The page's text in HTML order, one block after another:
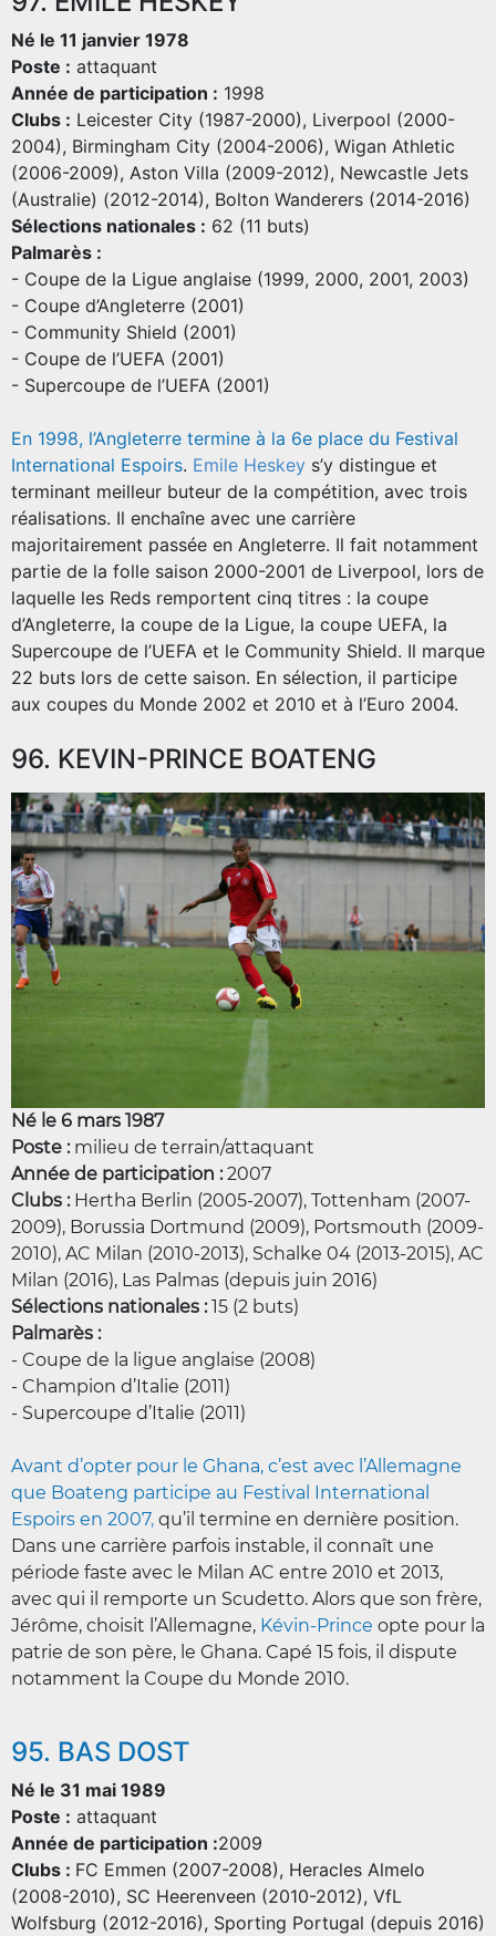
Né le 11 janvier 1978
Poste : attaquant
Année de participation : 1998
Clubs : Leicester City (1987-2000), Liverpool (2000-
2004), Birmingham City (2004-2006), Wigan Athletic
(2006-2009), Aston Villa (2009-2012), Newcastle Jets
(Australie) (2012-2014), Bolton Wanderers (2014-2016)
Sélections nationales : 62 (11 buts)
Palmarès :
- Coupe de la Ligue anglaise (1999, 2000, 2001, 2003)
- Coupe d’Angleterre (2001)
- Community Shield (2001)
- Coupe de l’UEFA (2001)
- Supercoupe de l’UEFA (2001)
En 1998, l’Angleterre termine à la 6e place du Festival
International Espoirs. Emile Heskey s’y distingue et
terminant meilleur buteur de la compétition, avec trois
réalisations. Il enchaîne avec une carrière
majoritairement passée en Angleterre. Il fait notamment
partie de la folle saison 2000-2001 de Liverpool, lors de
laquelle les Reds remportent cinq titres : la coupe
d’Angleterre, la coupe de la Ligue, la coupe UEFA, la
Supercoupe de l’UEFA et le Community Shield. Il marque
22 buts lors de cette saison. En sélection, il participe
aux coupes du Monde 2002 et 2010 et à l’Euro 2004.
96. KEVIN-PRINCE BOATENG
Né le 6 mars 1987
Poste :milieu de terrain/attaquant
Année de participation :2007
Clubs : Hertha Berlin (2005-2007), Tottenham (2007-
2009), Borussia Dortmund (2009), Portsmouth (2009-
2010), AC Milan (2010-2013), Schalke 04 (2013-2015), AC
Milan (2016), Las Palmas (depuis juin 2016)
Sélections nationales :15 (2 buts)
Palmarès :
- Coupe de la ligue anglaise (2008)
- Champion d’Italie (2011)
- Supercoupe d’Italie (2011)
Avant d’opter pour le Ghana, c’est avec l’Allemagne
que Boateng participe au Festival International
Espoirs en 2007, qu’il termine en dernière position.
Dans une carrière parfois instable, il connaît une
période faste avec le Milan AC entre 2010 et 2013,
avec qui il remporte un Scudetto. Alors que son frère,
Jérôme, choisit l’Allemagne, Kévin-Prince opte pour la
patrie de son père, le Ghana. Capé 15 fois, il dispute
notamment la Coupe du Monde 2010.
95. BAS DOST
Né le 31 mai 1989
Poste : attaquant
Année de participation :2009
Clubs : FC Emmen (2007-2008), Heracles Almelo
(2008-2010), SC Heerenveen (2010-2012), VfL
Wolfsburg (2012-2016), Sporting Portugal (depuis 2016)